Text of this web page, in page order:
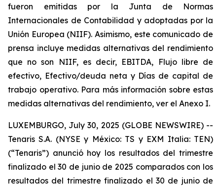
fueron emitidas por la Junta de Normas
Internacionales de Contabilidad y adoptadas por la
Unión Europea (NIIF). Asimismo, este comunicado de
prensa incluye medidas alternativas del rendimiento
que no son NIIF, es decir, EBITDA, Flujo libre de
efectivo, Efectivo/deuda neta y Días de capital de
trabajo operativo. Para más información sobre estas
medidas alternativas del rendimiento, ver el Anexo I.
LUXEMBURGO, July 30, 2025 (GLOBE NEWSWIRE) --
Tenaris S.A. (NYSE y México: TS y EXM Italia: TEN)
(“Tenaris”) anunció hoy los resultados del trimestre
finalizado el 30 de junio de 2025 comparados con los
resultados del trimestre finalizado el 30 de junio de